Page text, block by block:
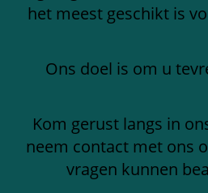
het meest geschikt is
Ons doel is om u
Kom gerust langs in
neem contact met ons
vragen kunnen